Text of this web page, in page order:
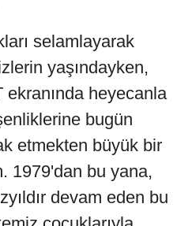
selamlayarak
yaşındayken,
heyecanla
bugün
etmekten büyük bir
1979'dan bu yana,
devam eden bu